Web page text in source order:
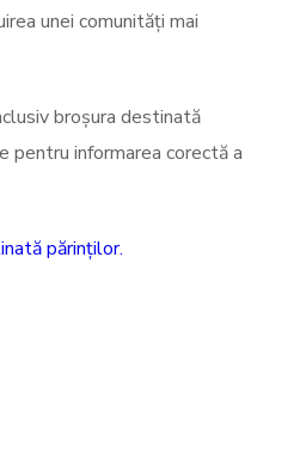
unei comunități mai
broșura destinată
pentru informarea corectă a
părinților.